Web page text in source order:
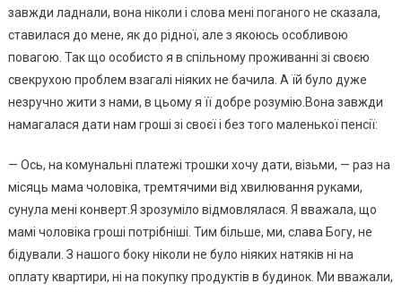
завжди ладнали, вона ніколи і слова мені поганого не сказала,
ставилася до мене, як до рідної, але з якоюсь особливою
повагою. Так що особисто я в спільному проживанні зі своєю
свекрухою проблем взагалі ніяких не бачила. А їй було дуже
незручно жити з нами, в цьому я її добре розумію.Вона завжди
намагалася дати нам гроші зі своєї і без того маленької пенсії:
— Ось, на комунальні платежі трошки хочу дати, візьми, — раз на
місяць мама чоловіка, тремтячими від хвилювання руками,
сунула мені конверт.Я зрозуміло відмовлялася. Я вважала, що
мамі чоловіка гроші потрібніші. Тим більше, ми, слава Богу, не
бідували. З нашого боку ніколи не було ніяких натяків ні на
оплату квартири, ні на покупку продуктів в будинок. Ми вважали,